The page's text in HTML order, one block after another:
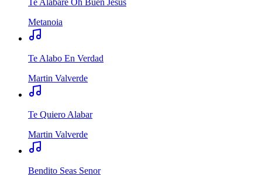
Metanoia
Te Alabo En Verdad
Martin Valverde
Te Quiero Alabar
Martin Valverde
Bendito Seas Senor